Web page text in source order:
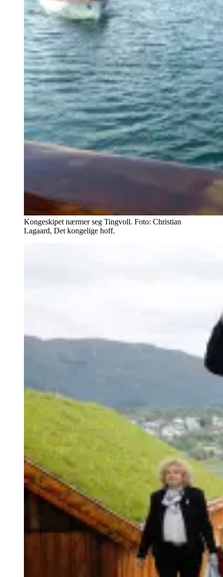
Kongeskipet nærmer seg Tingvoll. Foto: Christian
Lagaard, Det kongelige hoff.